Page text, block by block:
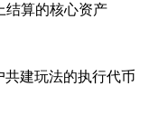
结算的核心资产
建玩法的执行代币